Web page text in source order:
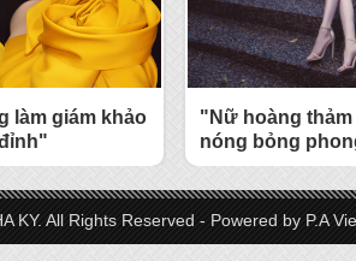
làm giám khảo
"Nữ hoàng
nóng bỏng
KY. All Rights Reserved - Powered by P.A